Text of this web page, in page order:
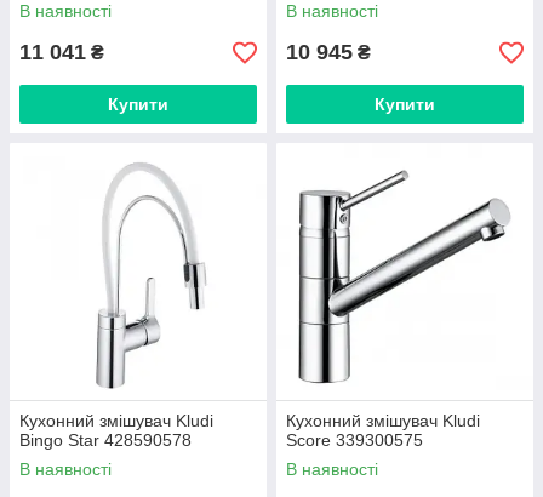
В наявності
11 041 ₴
Купити
В наявності
10 945 ₴
Купити
Кухонний змішувач Kludi
Bingo Star 428590578
В наявності
Кухонний змішувач Kludi
Score 339300575
В наявності